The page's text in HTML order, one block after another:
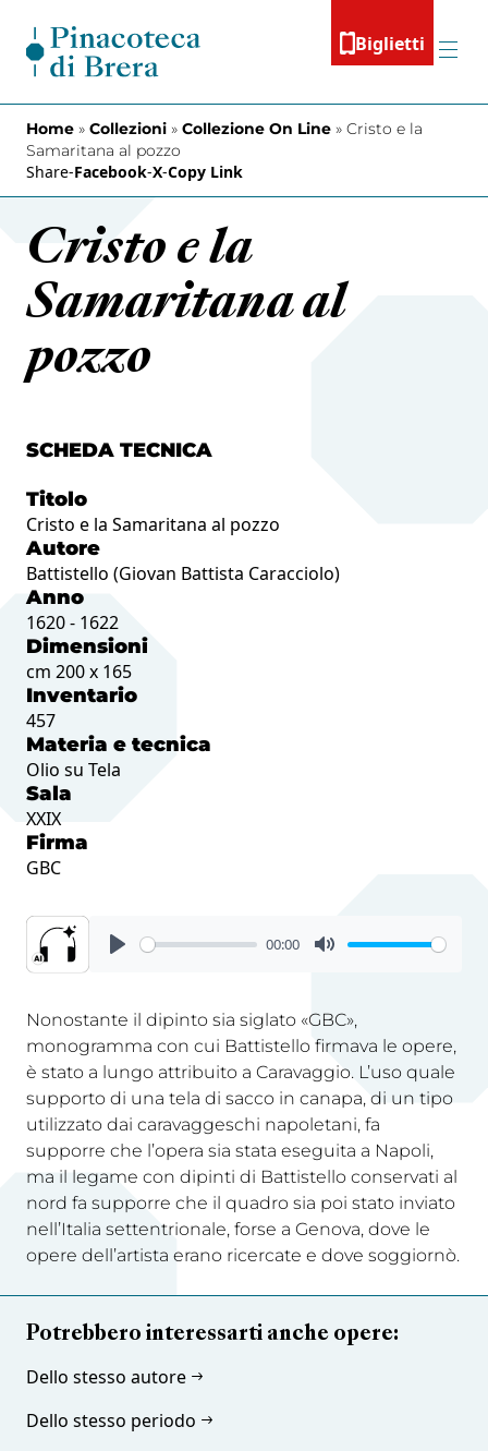
Biglietti
Menu
Home » Collezioni » Collezione On Line » Cristo e la
Samaritana al pozzo
Share-Facebook-X-Copy Link
Cristo e la
Samaritana al
pozzo
SCHEDA TECNICA
Titolo
Cristo e la Samaritana al pozzo
Autore
Battistello (Giovan Battista Caracciolo)
Anno
1620 - 1622
Dimensioni
cm 200 x 165
Inventario
457
Materia e tecnica
Olio su Tela
Sala
XXIX
Firma
GBC
00:00
Nonostante il dipinto sia siglato «GBC»,
monogramma con cui Battistello firmava le opere,
è stato a lungo attribuito a Caravaggio. L’uso quale
supporto di una tela di sacco in canapa, di un tipo
utilizzato dai caravaggeschi napoletani, fa
supporre che l’opera sia stata eseguita a Napoli,
ma il legame con dipinti di Battistello conservati al
nord fa supporre che il quadro sia poi stato inviato
nell’Italia settentrionale, forse a Genova, dove le
opere dell’artista erano ricercate e dove soggiornò.
Potrebbero interessarti anche opere:
Dello stesso autore
Dello stesso periodo